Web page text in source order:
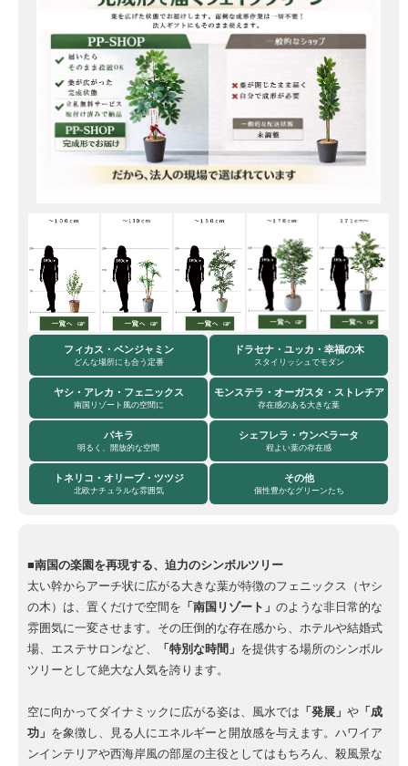
フィカス・ベンジャミン
どんな場所にも合う定番
ドラセナ・ユッカ・幸福の木
スタイリッシュでモダン
ヤシ・アレカ・フェニックス
南国リゾート風の空間に
モンステラ・オーガスタ・ストレチア
存在感のある大きな葉
パキラ
明るく、開放的な空間
シェフレラ・ウンベラータ
程よい葉の存在感
トネリコ・オリーブ・ツツジ
北欧ナチュラルな雰囲気
その他
個性豊かなグリーンたち
■南国の楽園を再現する、迫力のシンボルツリー
太い幹からアーチ状に広がる大きな葉が特徴のフェニックス（ヤシ
の木）は、置くだけで空間を 「南国リゾート」 のような非日常的な
雰囲気に一変させます。その圧倒的な存在感から、ホテルや結婚式
場、エステサロンなど、
「特別な時間」 を提供する場所のシンボル
ツリーとして絶大な人気を誇ります。
空に向かってダイナミックに広がる姿は、風水では 「発展」 や 「成
功」 を象徴し、見る人にエネルギーと開放感を与えます。ハワイア
ンインテリアや西海岸風の部屋の主役としてはもちろん、殺風景な